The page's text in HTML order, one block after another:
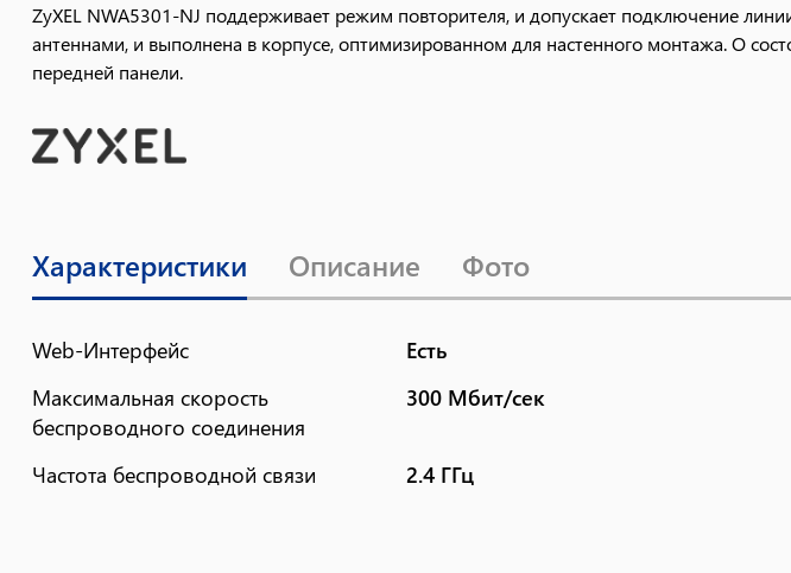
ZyXEL NWA5301-NJ поддерживает режим повторителя, и допускает подключение
антеннами, и выполнена в корпусе, оптимизированном для настенного монтажа. О
передней панели.
Характеристики Описание Фото
Web-Интерфейс Есть
Максимальная скорость
беспроводного соединения
300 Мбит/сек
Частота беспроводной связи 2.4 ГГц